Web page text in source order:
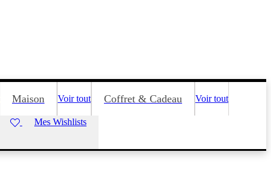
Maison Voir tout Coffret & Cadeau Voir tout
Mes Wishlists